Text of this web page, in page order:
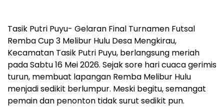
Tasik Putri Puyu- Gelaran Final Turnamen Futsal
Remba Cup 3 Melibur Hulu Desa Mengkirau,
Kecamatan Tasik Putri Puyu, berlangsung meriah
pada Sabtu 16 Mei 2026. Sejak sore hari cuaca gerimis
turun, membuat lapangan Remba Melibur Hulu
menjadi sedikit berlumpur. Meski begitu, semangat
pemain dan penonton tidak surut sedikit pun.